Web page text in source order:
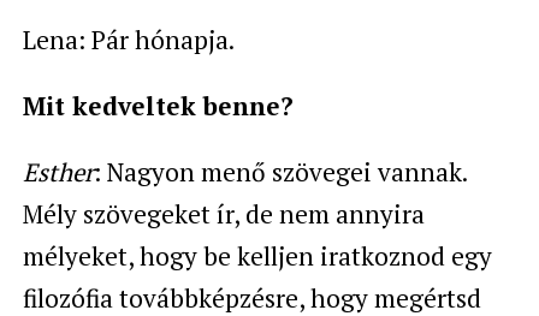
Lena: Pár hónapja.
Mit kedveltek benne?
Esther: Nagyon menő szövegei vannak.
Mély szövegeket ír, de nem annyira
mélyeket, hogy be kelljen iratkoznod egy
filozófia továbbképzésre, hogy megértsd